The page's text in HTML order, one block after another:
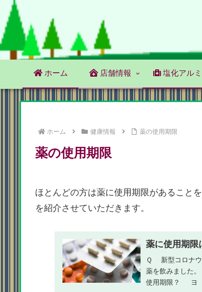
ホーム 店舗情報 塩化アル
ホーム 健康情報 薬の使用期限
薬の使用期限
ほとんどの方は薬に使用期限があること
を紹介させていただきます。
薬に使用期限
Ｑ 新型コロナウ
薬を飲みまし
使用期限？ ヨ